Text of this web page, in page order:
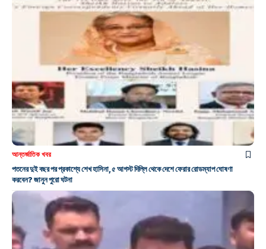
আন্তর্জাতিক খবর
পতনের দুই বছর পর প্রকাশ্যে শেখ হাসিনা, ৫ আগস্ট দিল্লি থেকে দেশে ফেরার রোডম্যাপ ঘোষণা
করবেন? জানুন পুরো ঘটনা